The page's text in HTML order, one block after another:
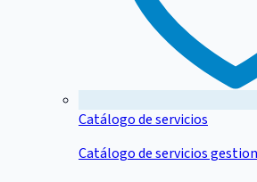
Catálogo de servicios
Catálogo de servicios